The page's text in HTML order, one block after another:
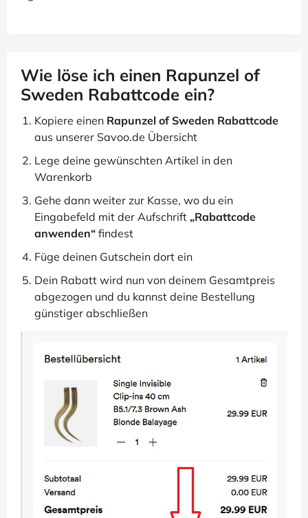
Wie löse ich einen Rapunzel of
Sweden Rabattcode ein?
Kopiere einen Rapunzel of Sweden Rabattcode
aus unserer Savoo.de Übersicht
Lege deine gewünschten Artikel in den
Warenkorb
Gehe dann weiter zur Kasse, wo du ein
Eingabefeld mit der Aufschrift „Rabattcode
anwenden“ findest
Füge deinen Gutschein dort ein
Dein Rabatt wird nun von deinem Gesamtpreis
abgezogen und du kannst deine Bestellung
günstiger abschließen